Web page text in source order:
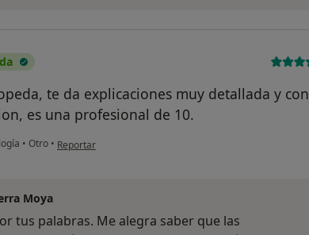
te da explicaciones muy detallada y con
es una profesional de 10.
• Otro • en opinión del usuario MARIVI
Reportar
Moya
tus palabras. Me alegra saber que las